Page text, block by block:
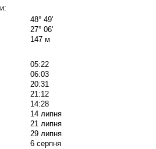
48° 49'
27° 06'
147 м
05:22
06:03
20:31
21:12
14:28
14 липня
21 липня
29 липня
6 серпня